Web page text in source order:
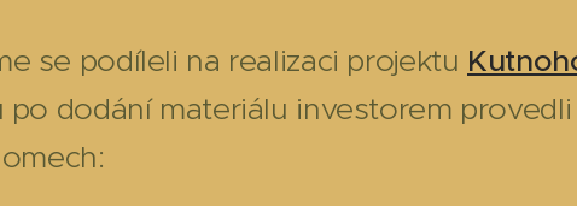
se podíleli na realizaci projektu
po dodání materiálu investorem